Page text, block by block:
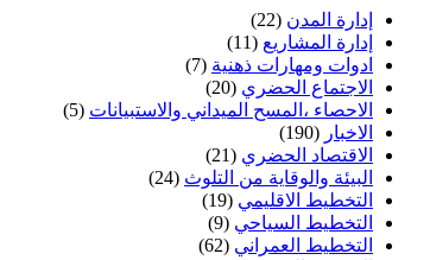
إدارة المدن (22)
إدارة المشاريع (11)
ادوات ومهارات ذهنية (7)
الاجتماع الحضري (20)
الاحصاء ،المسح الميداني والاستبيانات (5)
الاخبار (190)
الاقتصاد الحضري (21)
البيئة والوقاية من التلوث (24)
التخطيط الاقليمي (19)
التخطيط السياحي (9)
التخطيط العمراني (62)